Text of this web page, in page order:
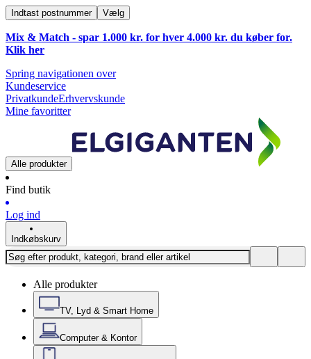
Indtast postnummer Vælg
Mix & Match - spar 1.000 kr. for hver 4.000 kr. du køber for.
Klik her
Spring navigationen over
Kundeservice
PrivatkundeErhvervskunde
Mine favoritter
Alle produkter
Find butik
Log ind
Indkøbskurv
Alle produkter
TV, Lyd & Smart Home
Computer & Kontor